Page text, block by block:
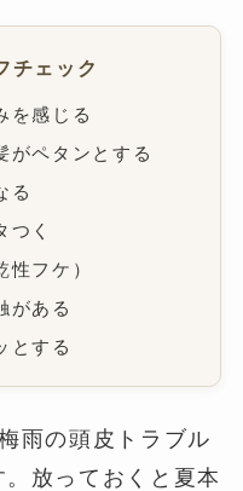
チェック
を感じる
がペタンとする
る
つく
フケ）
がある
とする
雨の頭皮トラブル
放っておくと夏本